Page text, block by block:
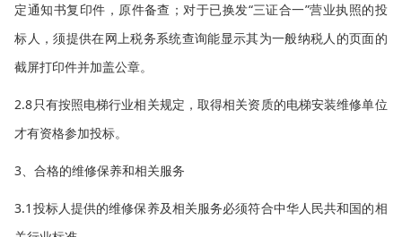
定通知书复印件，原件备查；对于已换发“三证合一”营业执照的投
标人，须提供在网上税务系统查询能显示其为一般纳税人的页面的
截屏打印件并加盖公章。
2.8只有按照电梯行业相关规定，取得相关资质的电梯安装维修单位
才有资格参加投标。
3、合格的维修保养和相关服务
3.1投标人提供的维修保养及相关服务必须符合中华人民共和国的相